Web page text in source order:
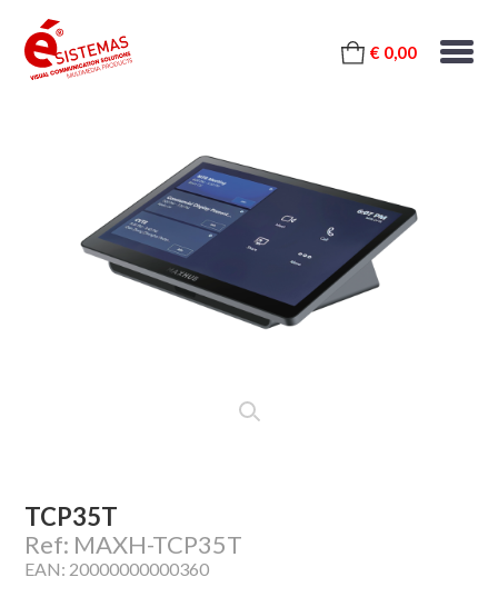
€ 0,00
TCP35T
Ref: MAXH-TCP35T
EAN: 20000000000360